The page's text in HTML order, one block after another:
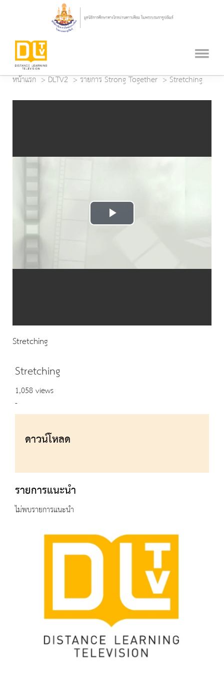
หน้าแรก DLTV2 รายการ Strong Together Stretching
Play
Stretching
Stretching
1,058 views
-
ดาวน์โหลด
รายการแนะนำ
ไม่พบรายการแนะนำ